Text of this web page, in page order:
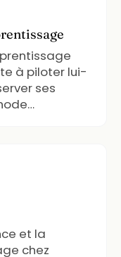
à piloter lui-
ses
et la
chez